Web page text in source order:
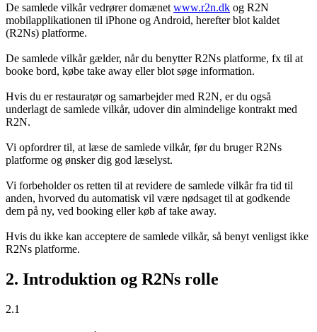
De samlede vilkår vedrører domænet www.r2n.dk og R2N
mobilapplikationen til iPhone og Android, herefter blot kaldet
(R2Ns) platforme.
De samlede vilkår gælder, når du benytter R2Ns platforme, fx til at
booke bord, købe take away eller blot søge information.
Hvis du er restauratør og samarbejder med R2N, er du også
underlagt de samlede vilkår, udover din almindelige kontrakt med
R2N.
Vi opfordrer til, at læse de samlede vilkår, før du bruger R2Ns
platforme og ønsker dig god læselyst.
Vi forbeholder os retten til at revidere de samlede vilkår fra tid til
anden, hvorved du automatisk vil være nødsaget til at godkende
dem på ny, ved booking eller køb af take away.
Hvis du ikke kan acceptere de samlede vilkår, så benyt venligst ikke
R2Ns platforme.
2. Introduktion og R2Ns rolle
2.1